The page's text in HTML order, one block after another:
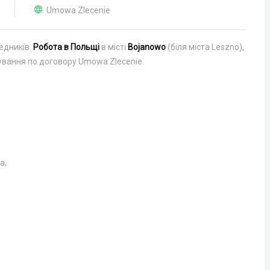
Umowa Zlecenie
Робота в Польщі в місті Bojanowo (біля міста Leszno),
по договору Umowa Zlecenie.